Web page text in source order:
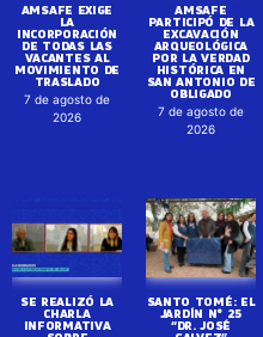
AMSAFE EXIGE
LA
INCORPORACIÓN
DE TODAS LAS
VACANTES AL
MOVIMIENTO DE
TRASLADO
7 de agosto de
2026
AMSAFE
PARTICIPÓ DE LA
EXCAVACIÓN
ARQUEOLÓGICA
POR LA VERDAD
HISTÓRICA EN
SAN ANTONIO DE
OBLIGADO
7 de agosto de
2026
SE REALIZÓ LA
CHARLA
INFORMATIVA
SANTO TOMÉ: EL
JARDÍN N° 25
“DR. JOSÉ